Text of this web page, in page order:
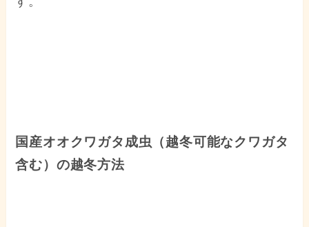
国産オオクワガタ成虫（越冬可能なクワガタ
含む）の越冬方法